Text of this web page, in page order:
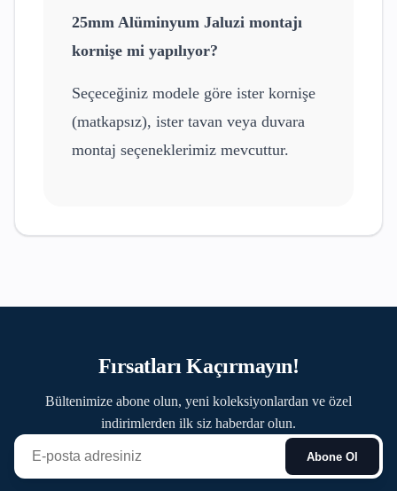
25mm Alüminyum Jaluzi montajı
kornişe mi yapılıyor?
Seçeceğiniz modele göre ister kornişe
(matkapsız), ister tavan veya duvara
montaj seçeneklerimiz mevcuttur.
Fırsatları Kaçırmayın!
Bültenimize abone olun, yeni koleksiyonlardan ve özel
indirimlerden ilk siz haberdar olun.
Abone Ol